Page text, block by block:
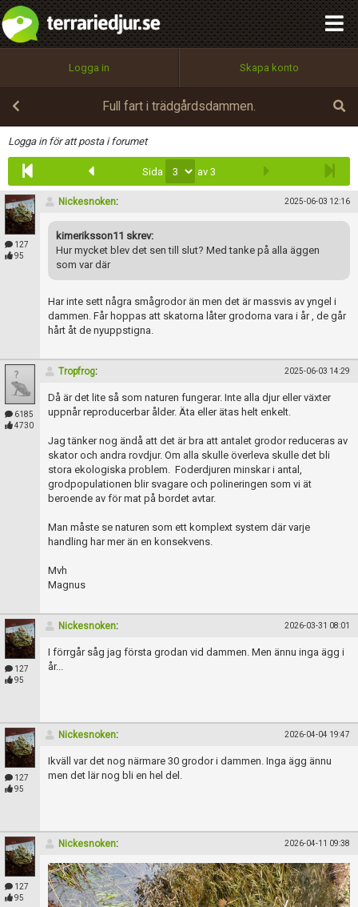
Logga in Skapa konto
Full fart i trädgårdsdammen.
Logga in för att posta i forumet
Sida av 3
127
95
Nickesnoken: 2025-06-03 12:16
kimeriksson11 skrev:
Hur mycket blev det sen till slut? Med tanke på alla äggen
som var där
Har inte sett några smågrodor än men det är massvis av yngel i
dammen. Får hoppas att skatorna låter grodorna vara i år , de går
hårt åt de nyuppstigna.
6185
4730
Tropfrog: 2025-06-03 14:29
Då är det lite så som naturen fungerar. Inte alla djur eller växter
uppnår reproducerbar ålder. Äta eller ätas helt enkelt.
Jag tänker nog ändå att det är bra att antalet grodor reduceras av
skator och andra rovdjur. Om alla skulle överleva skulle det bli
stora ekologiska problem. Foderdjuren minskar i antal,
grodpopulationen blir svagare och polineringen som vi ät
beroende av för mat på bordet avtar.
Man måste se naturen som ett komplext system där varje
handling har mer än en konsekvens.
Mvh
Magnus
127
95
Nickesnoken: 2026-03-31 08:01
I förrgår såg jag första grodan vid dammen. Men ännu inga ägg i
år...
127
95
Nickesnoken: 2026-04-04 19:47
Ikväll var det nog närmare 30 grodor i dammen. Inga ägg ännu
men det lär nog bli en hel del.
127
95
Nickesnoken: 2026-04-11 09:38
Infoga
Utför
100%
OK
integritetspolicy
Namn:
Epost:
Användarnamn:
Lösenord:
Privacy Policy
Terms of Service
Skapa konto
Begär nytt lösenord
Tillbaka till förstasidan